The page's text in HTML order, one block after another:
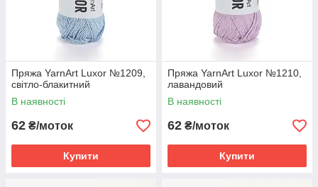
Пряжа YarnArt Luxor №1209,
світло-блакитний
В наявності
62 ₴/моток
Купити
Пряжа YarnArt Luxor №1210,
лавандовий
В наявності
62 ₴/моток
Купити